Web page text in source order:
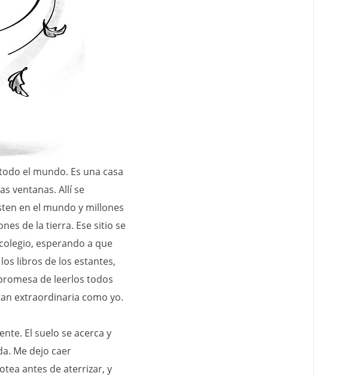
el mundo. Es una casa
ventanas. Allí se
en el mundo y millones
de la tierra. Ese sitio se
esperando a que
libros de los estantes,
de leerlos todos
extraordinaria como yo.
El suelo se acerca y
Me dejo caer
antes de aterrizar, y